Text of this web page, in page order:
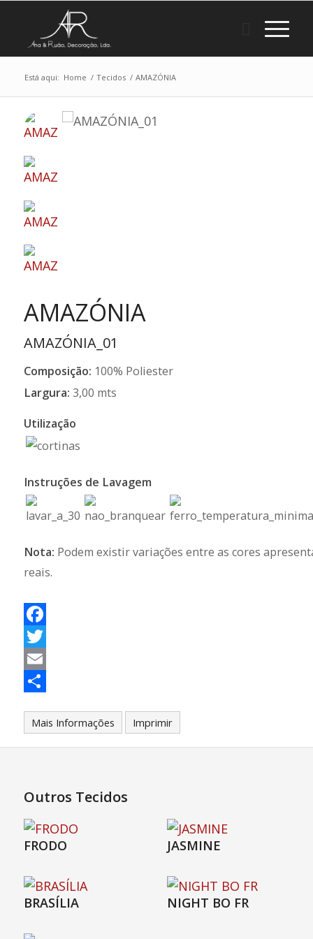
Está aqui: Home / Tecidos / AMAZÓNIA
AMAZÓNIA
AMAZÓNIA_01
Composição: 100% Poliester
Largura: 3,00 mts
Utilização
Instruções de Lavagem
Nota: Podem existir variações entre as cores
reais.
Facebook
Twitter
Email
Mais Informações Imprimir
Outros Tecidos
FRODO JASMINE
BRASÍLIA NIGHT BO FR